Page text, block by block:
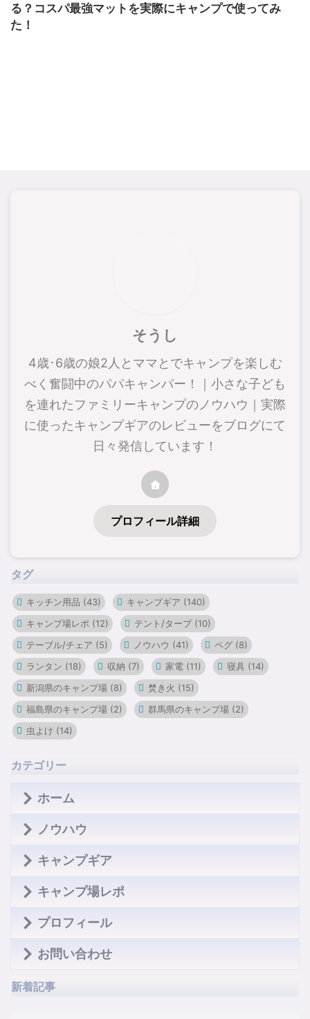
る？コスパ最強マットを実際にキャンプで使ってみ
た！
そうし
4歳･6歳の娘2人とママとでキャンプを楽しむ
べく奮闘中のパパキャンパー！｜小さな子ども
を連れたファミリーキャンプのノウハウ｜実際
に使ったキャンプギアのレビューをブログにて
日々発信しています！
プロフィール詳細
タグ
キッチン用品 (43) キャンプギア (140)
キャンプ場レポ (12) テント/タープ(10)
テーブル/チェア (5) ノウハウ (41) ペグ (8)
ランタン (18) 収納 (7) 家電 (11) 寝具 (14)
新潟県のキャンプ場 (8) 焚き火 (15)
福島県のキャンプ場 (2) 群馬県のキャンプ場 (2)
虫よけ (14)
カテゴリー
ホーム
ノウハウ
キャンプギア
キャンプ場レポ
プロフィール
お問い合わせ
新着記事